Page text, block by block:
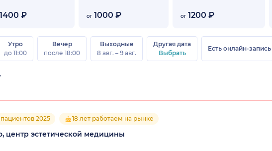
1400 ₽ от1000 ₽ от1200 ₽
Утро
до 11:00
Вечер
после 18:00
Выходные
8 авг. – 9 авг.
Другая дата
Выбрать
Есть онлайн-запись
2025 18 лет работаем на рынке
центр эстетической медицины